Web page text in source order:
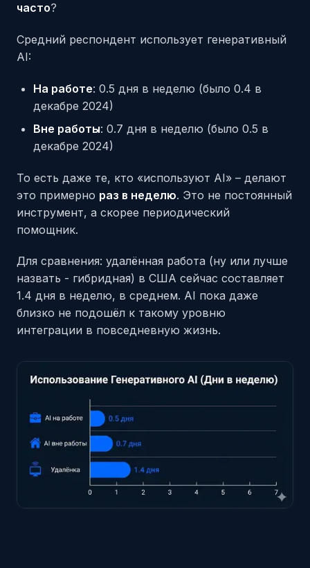
часто?
Средний респондент использует генеративный
AI:
На работе: 0.5 дня в неделю (было 0.4 в
декабре 2024)
Вне работы: 0.7 дня в неделю (было 0.5 в
декабре 2024)
То есть даже те, кто «используют AI» – делают
это примерно раз в неделю. Это не постоянный
инструмент, а скорее периодический
помощник.
Для сравнения: удалённая работа (ну или лучше
назвать - гибридная) в США сейчас составляет
1.4 дня в неделю, в среднем. AI пока даже
близко не подошёл к такому уровню
интеграции в повседневную жизнь.